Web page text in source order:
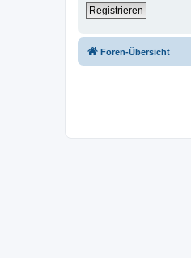
Registrieren
Foren-Übersicht